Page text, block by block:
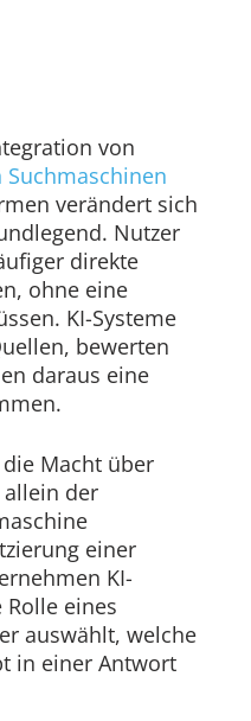
von
verändert sich
Nutzer
direkte
ohne eine
KI-Systeme
bewerten
daraus eine
Macht über
der
einer
KI-
eines
auswählt, welche
in einer Antwort